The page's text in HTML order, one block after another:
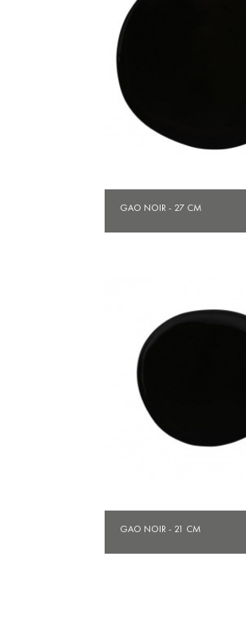
 Aperçu rapide
GAO NOIR - 27 CM
 Aperçu rapide
GAO NOIR - 21 CM